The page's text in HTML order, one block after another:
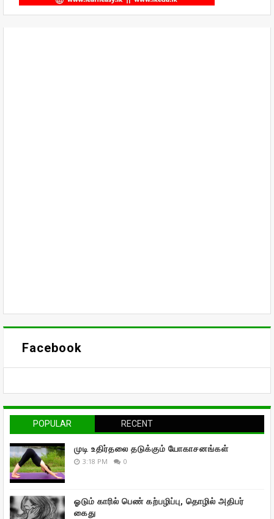
Facebook
POPULAR RECENT
முடி உதிர்தலை தடுக்கும் யோகாசனங்கள்
3:18 PM 0
ஓடும் காரில் பெண் கற்பழிப்பு, தொழில் அதிபர்
கைது